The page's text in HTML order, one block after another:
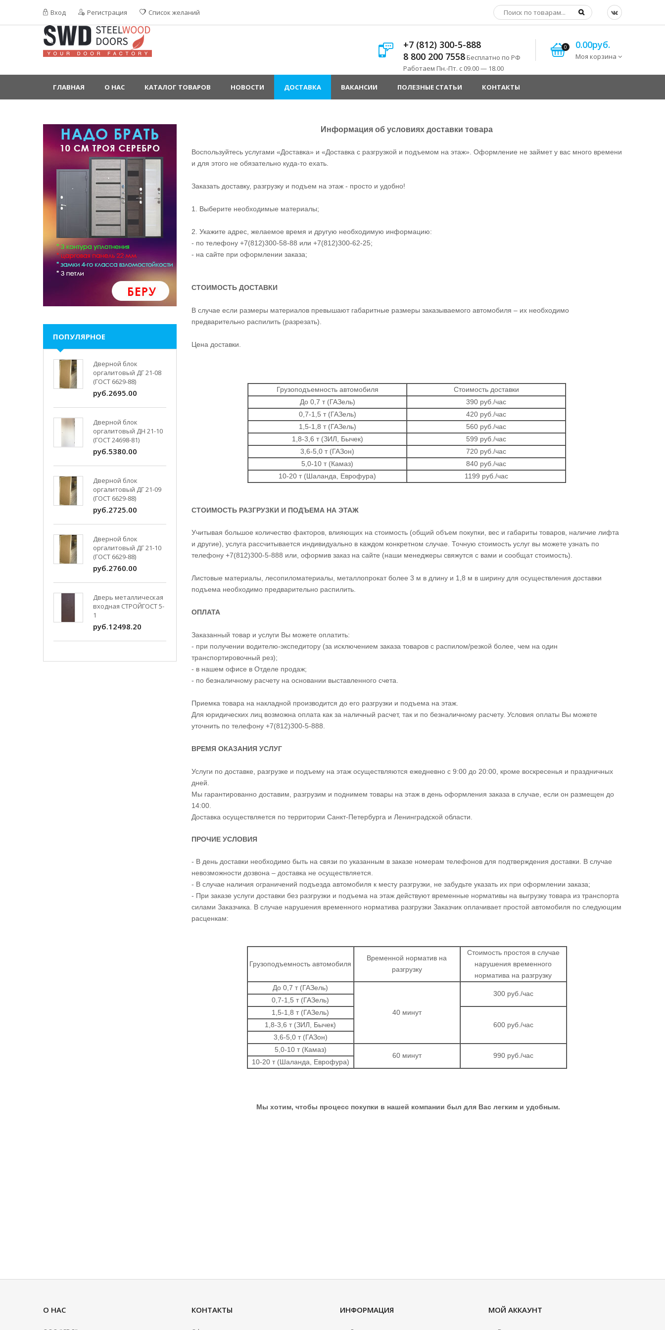
Вход Регистрация Список желаний
+7 (812) 300-5-888
8 800 200 7558 Бесплатно по РФ
Работаем Пн.-Пт. с 09.00 — 18.00
0 0.00руб.
Моя корзина
ГЛАВНАЯ О НАС КАТАЛОГ ТОВАРОВ НОВОСТИ ДОСТАВКА ВАКАНСИИ ПОЛЕЗНЫЕ СТАТЬИ КОНТАКТЫ
Информация об условиях доставки товара
Воспользуйтесь услугами «Доставка» и «Доставка с разгрузкой и подъемом на этаж». Оформление не займет у вас много времени
и для этого не обязательно куда-то ехать.
Заказать доставку, разгрузку и подъем на этаж - просто и удобно!
1. Выберите необходимые материалы;
2. Укажите адрес, желаемое время и другую необходимую информацию:
- по телефону +7(812)300-58-88 или +7(812)300-62-25;
- на сайте при оформлении заказа;
СТОИМОСТЬ ДОСТАВКИ
В случае если размеры материалов превышают габаритные размеры заказываемого автомобиля – их необходимо
предварительно распилить (разрезать).
Цена доставки.
Грузоподъемность автомобиля
Стоимость доставки
До 0,7 т (ГАЗель)
390 руб./час
0,7-1,5 т (ГАЗель)
420 руб./час
1,5-1,8 т (ГАЗель)
560 руб./час
1,8-3,6 т (ЗИЛ, Бычек)
599 руб./час
3,6-5,0 т (ГАЗон)
720 руб./час
5,0-10 т (Камаз)
840 руб./час
10-20 т (Шаланда, Еврофура)
1199 руб./час
СТОИМОСТЬ РАЗГРУЗКИ И ПОДЪЕМА НА ЭТАЖ
Учитывая большое количество факторов, влияющих на стоимость (общий объем покупки, вес и габариты товаров, наличие лифта
и другие), услуга рассчитывается индивидуально в каждом конкретном случае. Точную стоимость услуг вы можете узнать по
телефону +7(812)300-5-888 или, оформив заказ на сайте (наши менеджеры свяжутся с вами и сообщат стоимость).
Листовые материалы, лесопиломатериалы, металлопрокат более 3 м в длину и 1,8 м в ширину для осуществления доставки
подъема необходимо предварительно распилить.
ОПЛАТА
Заказанный товар и услуги Вы можете оплатить:
- при получении водителю-экспедитору (за исключением заказа товаров с распилом/резкой более, чем на один
транспортировочный рез);
- в нашем офисе в Отделе продаж;
- по безналичному расчету на основании выставленного счета.
Приемка товара на накладной производится до его разгрузки и подъема на этаж.
Для юридических лиц возможна оплата как за наличный расчет, так и по безналичному расчету. Условия оплаты Вы можете
уточнить по телефону +7(812)300-5-888.
ВРЕМЯ ОКАЗАНИЯ УСЛУГ
Услуги по доставке, разгрузке и подъему на этаж осуществляются ежедневно с 9:00 до 20:00, кроме воскресенья и праздничных
дней.
Мы гарантированно доставим, разгрузим и поднимем товары на этаж в день оформления заказа в случае, если он размещен до
14:00.
Доставка осуществляется по территории Санкт-Петербурга и Ленинградской области.
ПРОЧИЕ УСЛОВИЯ
- В день доставки необходимо быть на связи по указанным в заказе номерам телефонов для подтверждения доставки. В случае
невозможности дозвона – доставка не осуществляется.
- В случае наличия ограничений подъезда автомобиля к месту разгрузки, не забудьте указать их при оформлении заказа;
- При заказе услуги доставки без разгрузки и подъема на этаж действуют временные нормативы на выгрузку товара из транспорта
силами Заказчика. В случае нарушения временного норматива разгрузки Заказчик оплачивает простой автомобиля по следующим
расценкам:
Грузоподъемность автомобиля
Временной норматив на
разгрузку
Стоимость простоя в случае
нарушения временного
норматива на разгрузку
До 0,7 т (ГАЗель)
40 минут
300 руб./час
0,7-1,5 т (ГАЗель)
1,5-1,8 т (ГАЗель)
600 руб./час
1,8-3,6 т (ЗИЛ, Бычек)
3,6-5,0 т (ГАЗон)
5,0-10 т (Камаз)
60 минут
990 руб./час
10-20 т (Шаланда, Еврофура)
Мы хотим, чтобы процесс покупки в нашей компании был для Вас легким и удобным.
ПОПУЛЯРНОЕ
Дверной блок
оргалитовый ДГ 21-08
(ГОСТ 6629-88)
руб.2695.00
Дверной блок
оргалитовый ДН 21-10
(ГОСТ 24698-81)
руб.5380.00
Дверной блок
оргалитовый ДГ 21-09
(ГОСТ 6629-88)
руб.2725.00
Дверной блок
оргалитовый ДГ 21-10
(ГОСТ 6629-88)
руб.2760.00
Дверь металлическая
входная СТРОЙГОСТ 5-
1
руб.12498.20
О НАС КОНТАКТЫ ИНФОРМАЦИЯ МОЙ АККАУНТ